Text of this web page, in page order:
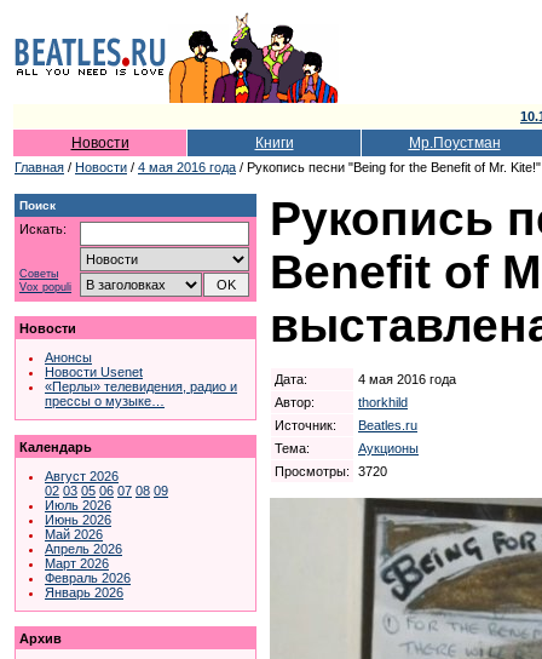
Новости Книги Мр.Поустман
Главная / Новости / 4 мая 2016 года / Рукопись песни "Being for the Benefit of Mr.
Поиск
Искать:
Советы
Vox populi
Новости
Анонсы
Новости Usenet
«Перлы» телевидения, радио и
прессы о музыке…
Календарь
Август 2026
02 03 05 06 07 08 09
Июль 2026
Июнь 2026
Май 2026
Апрель 2026
Март 2026
Февраль 2026
Январь 2026
Архив
Рукопись
Benefit of
Дата:
4 мая 2016 года
Автор:
thorkhild
Источник:
Beatles.ru
Тема:
Аукционы
Просмотры:
3720